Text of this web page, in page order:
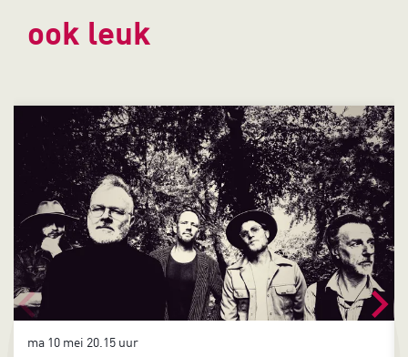
ook leuk
ma 10 mei 20.15 uur